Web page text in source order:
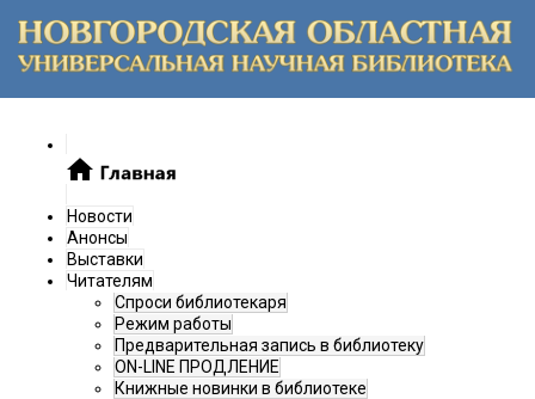
Новости
Анонсы
Выставки
Читателям
Спроси библиотекаря
Режим работы
Предварительная запись в библиотеку
ON-LINE ПРОДЛЕНИЕ
Книжные новинки в библиотеке